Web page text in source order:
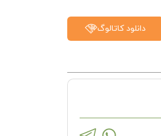
دانلود کاتالوگ